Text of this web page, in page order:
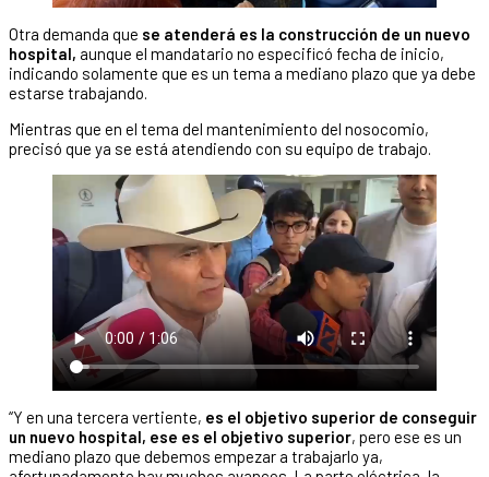
Otra demanda que se atenderá es la construcción de un nuevo
hospital, aunque el mandatario no especificó fecha de inicio,
indicando solamente que es un tema a mediano plazo que ya debe
estarse trabajando.
Mientras que en el tema del mantenimiento del nosocomio,
precisó que ya se está atendiendo con su equipo de trabajo.
“Y en una tercera vertiente, es el objetivo superior de conseguir
un nuevo hospital, ese es el objetivo superior, pero ese es un
mediano plazo que debemos empezar a trabajarlo ya,